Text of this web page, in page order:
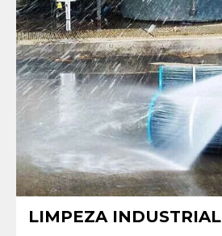
LIMPEZA INDUSTRIAL